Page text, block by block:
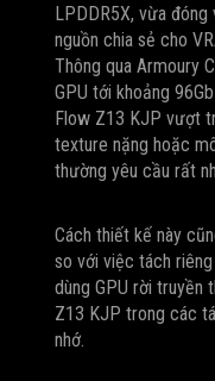
LPDDR5X, vừa
nguồn chia sẻ cho
Thông qua Armoury
GPU tới khoảng
Flow Z13 KJP vượt
texture nặng hoặc
thường yêu cầu rất
Cách thiết kế này
so với việc tách
dùng GPU rời truyền
Z13 KJP trong các
nhớ.